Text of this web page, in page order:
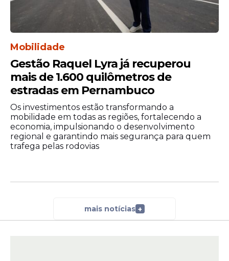
bloqueio de canais, galerias e sistemas de
drenagem, contribuindo diretamente para
a prevenção de alagamentos e demais
transtornos durante o período chuvoso.
Mobilidade
Gestão Raquel Lyra já recuperou
mais de 1.600 quilômetros de
estradas em Pernambuco
Os investimentos estão transformando a
mobilidade em todas as regiões, fortalecendo a
economia, impulsionando o desenvolvimento
regional e garantindo mais segurança para quem
trafega pelas rodovias
mais notícias +